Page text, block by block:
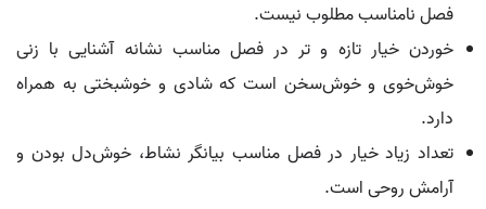
فصل نامناسب مطلوب نیست.
خوردن خیار تازه و تر در فصل مناسب نشانه آشنایی با زنی
خوش‌خوی و خوش‌سخن است که شادی و خوشبختی به همراه
دارد.
تعداد زیاد خیار در فصل مناسب بیانگر نشاط، خوش‌دل بودن و
آرامش روحی است.